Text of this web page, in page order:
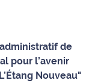
de
pour l’avenir
Nouveau"